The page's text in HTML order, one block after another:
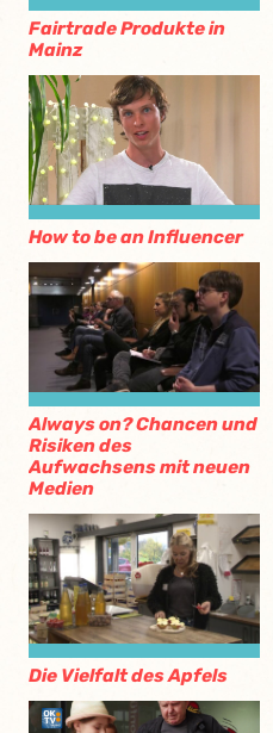
Fairtrade Produkte in
Mainz
How to be an Influencer
Always on? Chancen und
Risiken des
Aufwachsens mit neuen
Medien
Die Vielfalt des Apfels